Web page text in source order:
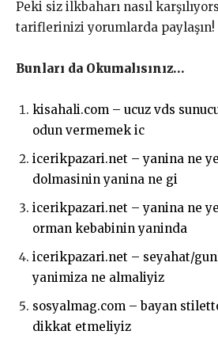
Peki siz ilkbaharı nasıl
tariflerinizi yorumlarda paylaşın!
Bunları da Okumalısınız…
kisahali.com – ucuz vds
odun vermemek ic
icerikpazari.net – yanina ne
dolmasinin yanina ne gi
icerikpazari.net – yanina ne
orman kebabinin yaninda
icerikpazari.net – seyahat/
yanimiza ne almaliyiz
sosyalmag.com – bayan
dikkat etmeliyiz